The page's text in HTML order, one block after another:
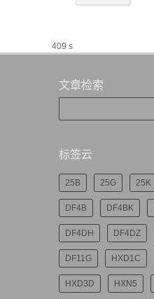
409 s
文章检索
标签云
25B 25G 25K
DF4B DF4BK
DF4DH DF4DZ
DF11G HXD1C
HXD3D HXN5